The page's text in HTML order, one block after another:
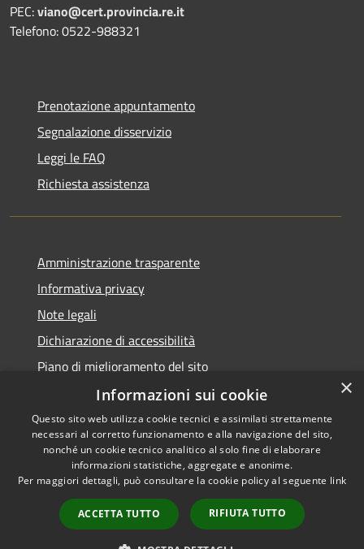
PEC:viano@cert.provincia.re.it
Telefono: 0522-988321
Prenotazione appuntamento
Segnalazione disservizio
Leggi le FAQ
Richiesta assistenza
Amministrazione trasparente
Informativa privacy
Note legali
Dichiarazione di accessibilità
Piano di miglioramento del sito
Accessibilità
Privacy
Mappa del sito
Copyright © 2026 • Comune di
Viano • Powered by
Municipium•Accesso
redazione
×
Informazioni sui cookie
Questo sito web utilizza cookie tecnici e assimilati strettamente
necessari al corretto funzionamento e alla navigazione del sito,
nonché un cookie tecnico analitico al solo fine di elaborare
informazioni statistiche, aggregate e anonime.
Per maggiori dettagli, può consultare la cookie policy al seguente link
ACCETTA TUTTO RIFIUTA TUTTO